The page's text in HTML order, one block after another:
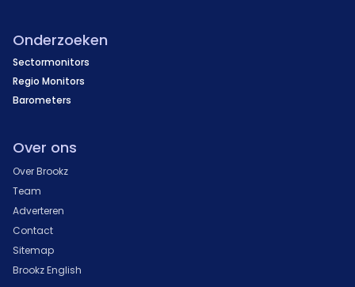
Onderzoeken
Sectormonitors
Regio Monitors
Barometers
Over ons
Over Brookz
Team
Adverteren
Contact
Sitemap
Brookz English